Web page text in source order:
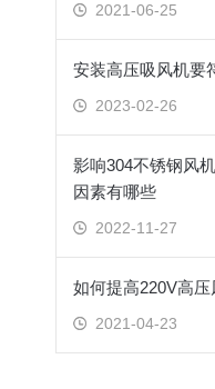
2021-06-25
安装高压吸风机要
2023-02-26
影响304不锈钢风
因素有哪些
2022-11-27
如何提高220V高
2021-04-23